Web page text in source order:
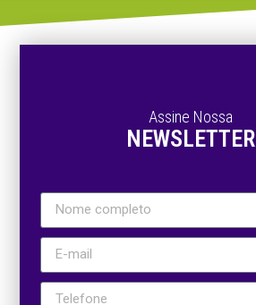
Assine Nossa
NEWSLETTER